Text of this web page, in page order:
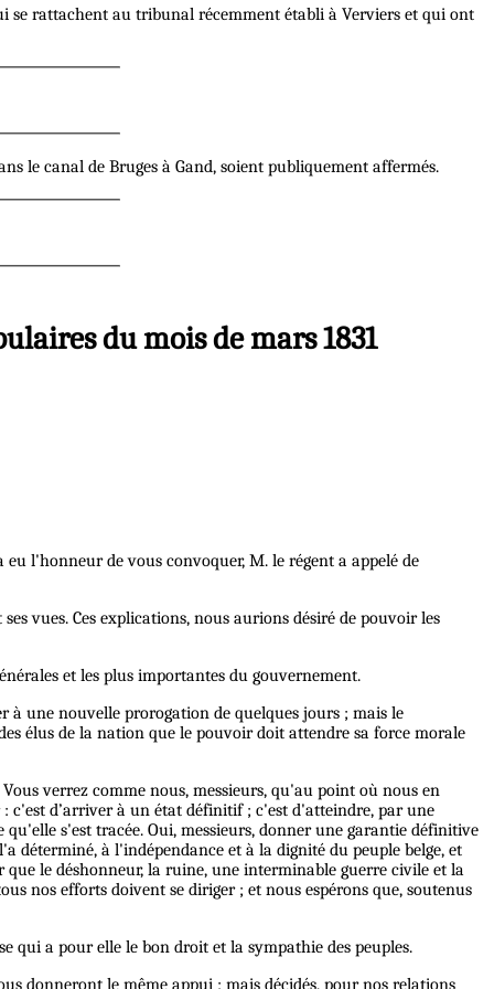
se rattachent au tribunal récemment établi à Verviers et qui ont
le canal de Bruges à Gand, soient publiquement affermés.
du mois de mars 1831
l'honneur de vous convoquer, M. le régent a appelé de
vues. Ces explications, nous aurions désiré de pouvoir les
et les plus importantes du gouvernement.
une nouvelle prorogation de quelques jours ; mais le
élus de la nation que le pouvoir doit attendre sa force morale
verrez comme nous, messieurs, qu'au point où nous en
c'est d’arriver à un état définitif ; c'est d'atteindre, par une
s'est tracée. Oui, messieurs, donner une garantie définitive
déterminé, à l'indépendance et à la dignité du peuple belge, et
le déshonneur, la ruine, une interminable guerre civile et la
nos efforts doivent se diriger ; et nous espérons que, soutenus
qui a pour elle le bon droit et la sympathie des peuples.
donneront le même appui ; mais décidés, pour nos relations